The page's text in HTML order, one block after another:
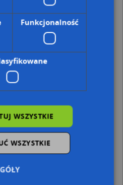
(62-030) (→ 9 m)
(62-030) (→ 17 m)
(62-030)
(→ 25 m)
(62-030)
(→ 25 m)
33, Ulica (62-030) (→ 42
27, Ulica (62-030)
(62-030) (→ 50 m)
(62-030)
19, Ulica (62-030)
Funkcjonalność
WSZYSTKIE
WSZYSTKIE